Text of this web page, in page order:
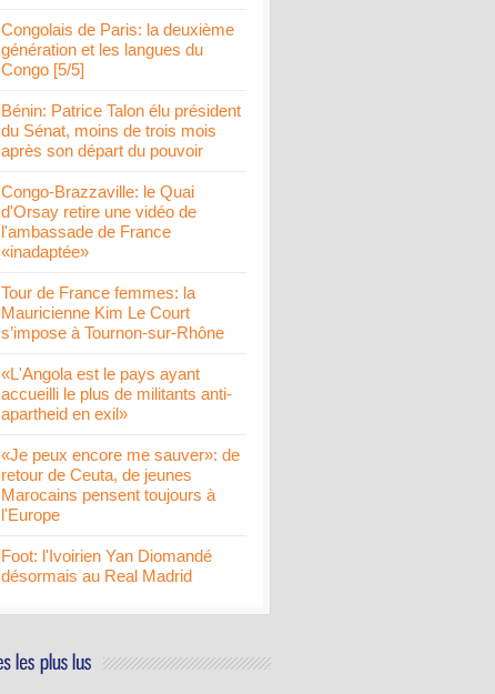
Congolais de Paris: la deuxième
génération et les langues du
Congo [5/5]
Bénin: Patrice Talon élu président
du Sénat, moins de trois mois
après son départ du pouvoir
Congo-Brazzaville: le Quai
d'Orsay retire une vidéo de
l'ambassade de France
«inadaptée»
Tour de France femmes: la
Mauricienne Kim Le Court
s’impose à Tournon-sur-Rhône
«L'Angola est le pays ayant
accueilli le plus de militants anti-
apartheid en exil»
«Je peux encore me sauver»: de
retour de Ceuta, de jeunes
Marocains pensent toujours à
l'Europe
Foot: l'Ivoirien Yan Diomandé
désormais au Real Madrid